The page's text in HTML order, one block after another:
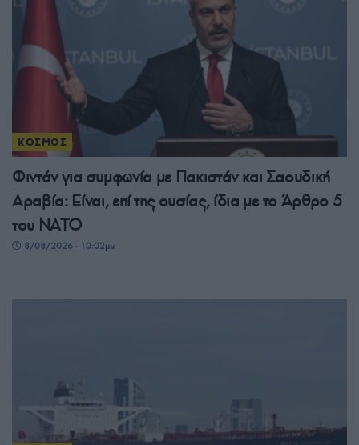
ΚΟΣΜΟΣ
Φιντάν για συμφωνία με Πακιστάν και Σαουδική
Αραβία: Είναι, επί της ουσίας, ίδια με το Άρθρο 5
του ΝΑΤΟ
8/08/2026 - 10:02μμ